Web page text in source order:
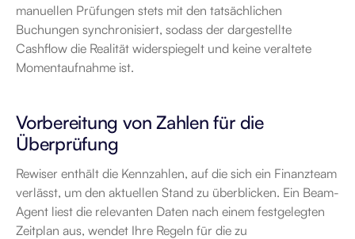
manuellen Prüfungen stets mit den tatsächlichen
Buchungen synchronisiert, sodass der dargestellte
Cashflow die Realität widerspiegelt und keine veraltete
Momentaufnahme ist.
Vorbereitung von Zahlen für die
Überprüfung
Rewiser enthält die Kennzahlen, auf die sich ein Finanzteam
verlässt, um den aktuellen Stand zu überblicken. Ein Beam-
Agent liest die relevanten Daten nach einem festgelegten
Zeitplan aus, wendet Ihre Regeln für die zu